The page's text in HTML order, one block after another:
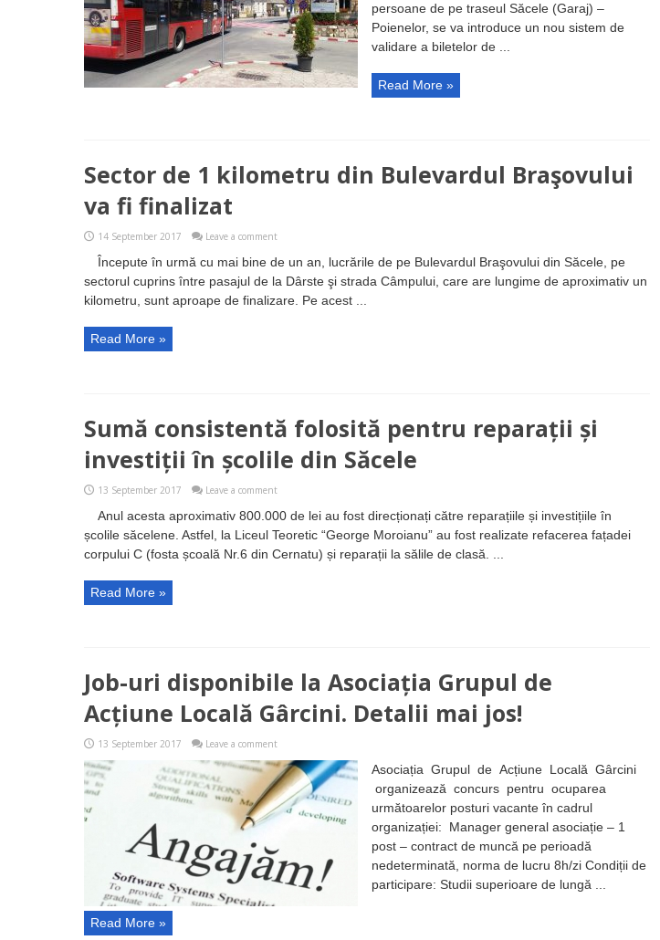
persoane de pe traseul Săcele (Garaj) –
Poienelor, se va introduce un nou sistem de
validare a biletelor de ...
Read More »
Sector de 1 kilometru din Bulevardul Braşovului
va fi finalizat
14 September 2017 Leave a comment
Începute în urmă cu mai bine de un an, lucrările de pe Bulevardul Braşovului din Săcele, pe
sectorul cuprins între pasajul de la Dârste şi strada Câmpului, care are lungime de aproximativ un
kilometru, sunt aproape de finalizare. Pe acest ...
Read More »
Sumă consistentă folosită pentru reparații și
investiții în școlile din Săcele
13 September 2017 Leave a comment
Anul acesta aproximativ 800.000 de lei au fost direcționați către reparațiile și investițiile în
școlile săcelene. Astfel, la Liceul Teoretic “George Moroianu” au fost realizate refacerea fațadei
corpului C (fosta școală Nr.6 din Cernatu) și reparații la sălile de clasă. ...
Read More »
Job-uri disponibile la Asociația Grupul de
Acțiune Locală Gârcini. Detalii mai jos!
13 September 2017 Leave a comment
Asociația Grupul de Acțiune Locală Gârcini
organizează concurs pentru ocuparea
următoarelor posturi vacante în cadrul
organizației: Manager general asociație – 1
post – contract de muncă pe perioadă
nedeterminată, norma de lucru 8h/zi Condiții de
participare: Studii superioare de lungă ...
Read More »